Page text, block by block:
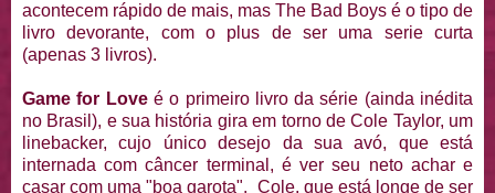
acontecem rápido de mais, mas The Bad Boys é o tipo de
livro devorante, com o plus de ser uma serie curta
(apenas 3 livros).
Game for Love é o primeiro livro da série (ainda inédita
no Brasil), e sua história gira em torno de Cole Taylor, um
linebacker, cujo único desejo da sua avó, que está
internada com câncer terminal, é ver seu neto achar e
casar com uma "boa garota". Cole, que está longe de ser